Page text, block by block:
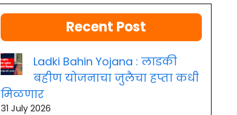
Recent Post
Ladki Bahin Yojana : लाडकी
बहीण योजनाचा जुलैचा हप्ता कधी
मिळणार
31 July 2026